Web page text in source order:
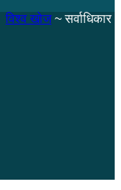
विश्व खोज~ सर्वाधिकार